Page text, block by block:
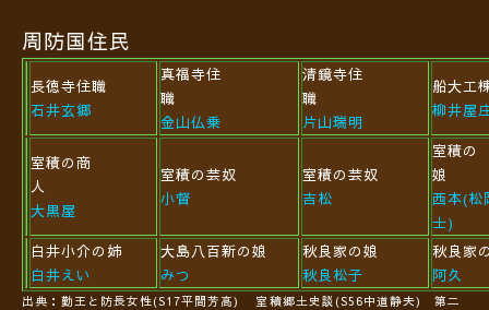
周防国住民
長徳寺住職
石井玄郷
真福寺住
職
金山仏乗
清鏡寺住
職
片山瑞明
船大工
柳井屋
室積の商
人
大黒屋
室積の芸奴
小督
室積の芸奴
吉松
室積の
西本(松
士)
白井小介の姉
白井えい
大島八百新の娘
みつ
秋良家の娘
秋良松子
秋良家
阿久
出典：勤王と防長女性(S17平間芳高) 室積郷土史談(S56中道静夫) 第二